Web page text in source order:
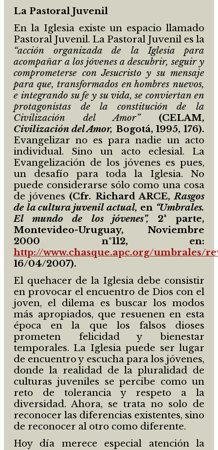
La Pastoral Juvenil
En la Iglesia existe un espacio llamado
Pastoral Juvenil. La Pastoral Juvenil es la
“acción organizada de la Iglesia para
acompañar a los jóvenes a descubrir, seguir y
comprometerse con Jesucristo y su mensaje
para que, transformados en hombres nuevos,
e integrando su fe y su vida, se conviertan en
protagonistas de la constitución de la
Civilización del Amor”
(CELAM,
Civilización del Amor, Bogotá, 1995, 176).
Evangelizar no es para nadie un acto
individual. Sino un acto eclesial. La
Evangelización de los jóvenes es pues,
un desafío para toda la Iglesia. No
puede considerarse sólo como una cosa
de jóvenes (Cfr. Richard ARCE,Rasgos
de la cultura juvenil actual, en “Umbrales.
El mundo de los jóvenes”, 2ª parte,
Montevideo-Uruguay, Noviembre
2000 n°112, en:
http://www.chasque.apc.org/umbrales/
16/04/2007).
El quehacer de la Iglesia debe consistir
en provocar el encuentro de Dios con el
joven, el dilema es buscar los modos
más apropiados, que resuenen en esta
época en la que los falsos dioses
prometen felicidad y bienestar
temporales. La Iglesia puede ser lugar
de encuentro y escucha para los jóvenes,
donde la realidad de la pluralidad de
culturas juveniles se percibe como un
reto de tolerancia y respeto a la
diversidad. Ahora, se trata no solo de
reconocer las diferencias existentes, sino
de reconocer al otro como diferente.
Hoy día merece especial atención la